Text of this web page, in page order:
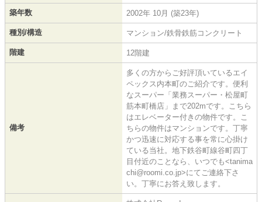
築年数 2002年 10月 (築23年)
種別/構造 マンション/鉄骨鉄筋コンクリート
階建 12階建
備考
多くの方からご好評頂いているエイ
ペックス内本町のご紹介です。便利
なスーパー「業務スーパー・松屋町
筋本町橋店」まで202mです。こちら
はエレベーター付きの物件です。こ
ちらの物件はマンションです。丁寧
かつ迅速に対応する事を常に心掛け
ている当社。地下鉄谷町線谷町四丁
目付近のことなら、いつでも<tanima
chi@roomi.co.jp>にてご連絡下さ
い。丁寧にお答え致します。